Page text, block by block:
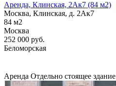
Аренда, Клинская, 2Ак7 (84 м2)
Москва, Клинская, д. 2Ак7
84 м2
Москва
252 000 руб.
Беломорская
Аренда Отдельно стоящее здание